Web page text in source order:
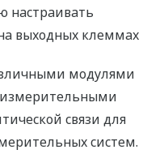
настраивать
выходных клеммах
модулями
связи для
систем.